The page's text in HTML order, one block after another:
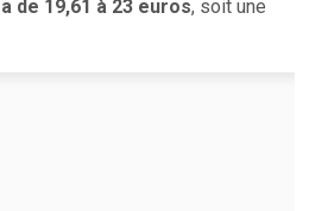
de 19,61 à 23 euros, soit une